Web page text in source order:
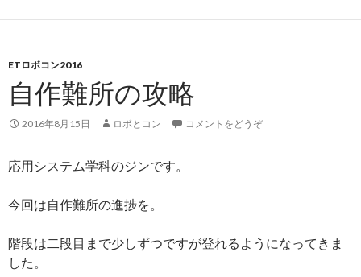
ETロボコン2016
自作難所の攻略
2016年8月15日 ロボとコン コメントをどうぞ
応用システム学科のジンです。
今回は自作難所の進捗を。
階段は二段目まで少しずつですが登れるようになってきま
した。